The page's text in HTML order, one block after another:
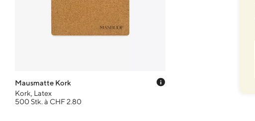
Mausmatte Kork
Kork, Latex
500 Stk. à CHF 2.80
Preis-Tooltip anzeigen